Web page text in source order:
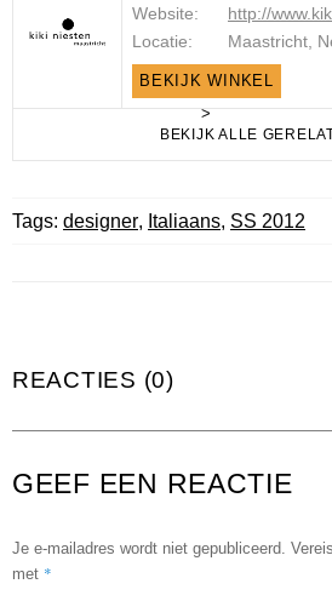
Website:
http://
Locatie:
Maastricht,
BEKIJK WINKEL
>
BEKIJK ALLE
Tags: designer, Italiaans, SS 2012
REACTIES (0)
GEEF EEN REACTIE
Je e-mailadres wordt niet gepubliceerd.
met *